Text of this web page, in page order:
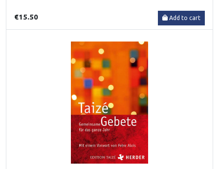
€15.50 Add to cart